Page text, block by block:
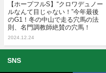
【ホープフルS】“クロワデュノー
ルなんて目じゃない！”今年最後
のG1！冬の中山で走る穴馬の法
則、名門調教師絶賛の穴馬！
2024.12.24
SNS